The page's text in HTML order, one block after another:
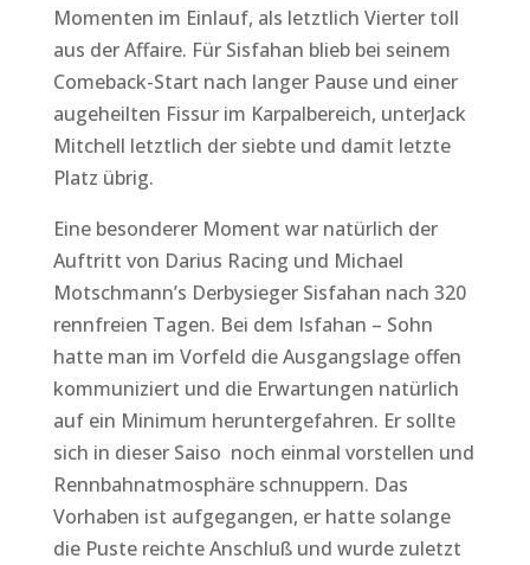
Momenten im Einlauf, als letztlich Vierter toll
aus der Affaire. Für Sisfahan blieb bei seinem
Comeback-Start nach langer Pause und einer
augeheilten Fissur im Karpalbereich, unterJack
Mitchell letztlich der siebte und damit letzte
Platz übrig.
Eine besonderer Moment war natürlich der
Auftritt von Darius Racing und Michael
Motschmann’s Derbysieger Sisfahan nach 320
rennfreien Tagen. Bei dem Isfahan – Sohn
hatte man im Vorfeld die Ausgangslage offen
kommuniziert und die Erwartungen natürlich
auf ein Minimum heruntergefahren. Er sollte
sich in dieser Saiso noch einmal vorstellen und
Rennbahnatmosphäre schnuppern. Das
Vorhaben ist aufgegangen, er hatte solange
die Puste reichte Anschluß und wurde zuletzt